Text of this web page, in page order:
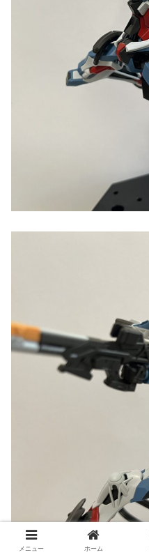
メニュー ホーム